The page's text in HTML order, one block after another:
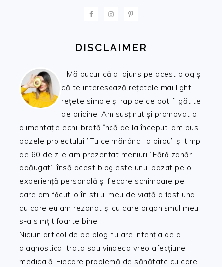
DISCLAIMER
Mă bucur că ai ajuns pe acest blog și
că te interesează rețetele mai light,
rețete simple și rapide ce pot fi gătite
de oricine. Am susținut și promovat o
alimentație echilibrată încă de la început, am pus
bazele proiectului ”Tu ce mănânci la birou” și timp
de 60 de zile am prezentat meniuri ”Fără zahăr
adăugat”, însă acest blog este unul bazat pe o
experiență personală și fiecare schimbare pe
care am făcut-o în stilul meu de viață a fost una
cu care eu am rezonat și cu care organismul meu
s-a simțit foarte bine.
Niciun articol de pe blog nu are intenția de a
diagnostica, trata sau vindeca vreo afecțiune
medicală. Fiecare problemă de sănătate cu care